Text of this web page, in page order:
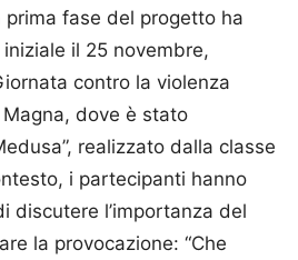
fase del progetto ha
il 25 novembre,
contro la violenza
dove è stato
realizzato dalla classe
i partecipanti hanno
discutere l’importanza del
la provocazione: “Che